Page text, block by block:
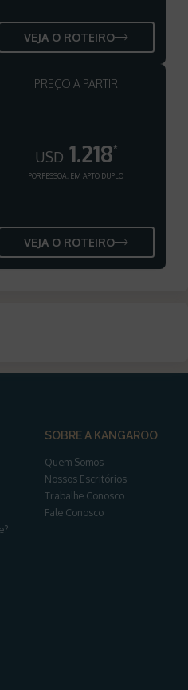
VEJA O ROTEIRO
PREÇO A PARTIR
USD 1.218*
POR PESSOA, EM APTO DUPLO
VEJA O ROTEIRO
SOBRE A KANGAROO
Quem Somos
Nossos Escritórios
Trabalhe Conosco
Fale Conosco